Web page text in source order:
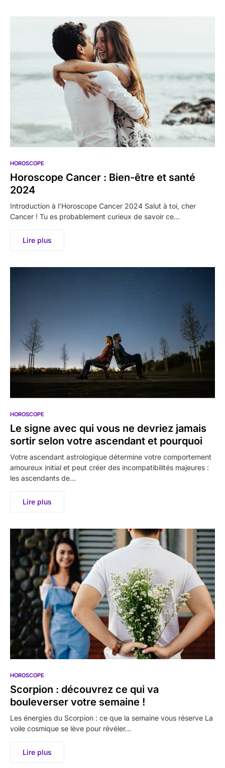
HOROSCOPE
Horoscope Cancer : Bien-être et santé
2024
Introduction à l’Horoscope Cancer 2024 Salut à toi, cher
Cancer ! Tu es probablement curieux de savoir ce…
Lire plus
HOROSCOPE
Le signe avec qui vous ne devriez jamais
sortir selon votre ascendant et pourquoi
Votre ascendant astrologique détermine votre comportement
amoureux initial et peut créer des incompatibilités majeures :
les ascendants de…
Lire plus
HOROSCOPE
Scorpion : découvrez ce qui va
bouleverser votre semaine !
Les énergies du Scorpion : ce que la semaine vous réserve La
voile cosmique se lève pour révéler…
Lire plus